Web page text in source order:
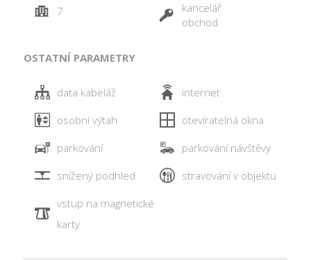
7
kancelář
obchod
OSTATNÍ PARAMETRY
data kabeláž
internet
osobní výtah
otevíratelná okna
parkování
parkování návštěvy
snížený podhled
stravování v objektu
vstup na magnetické
karty